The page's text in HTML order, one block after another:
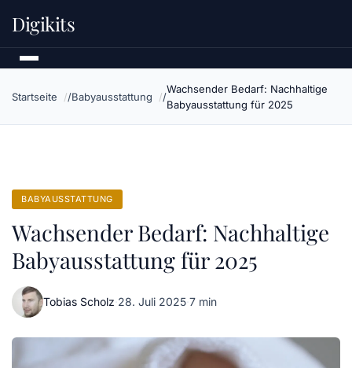
Digikits
Startseite Babyausstattung
Wachsender Bedarf: Nachhaltige
Babyausstattung für 2025
BABYAUSSTATTUNG
Wachsender Bedarf: Nachhaltige
Babyausstattung für 2025
Tobias Scholz·28. Juli 2025·7 min